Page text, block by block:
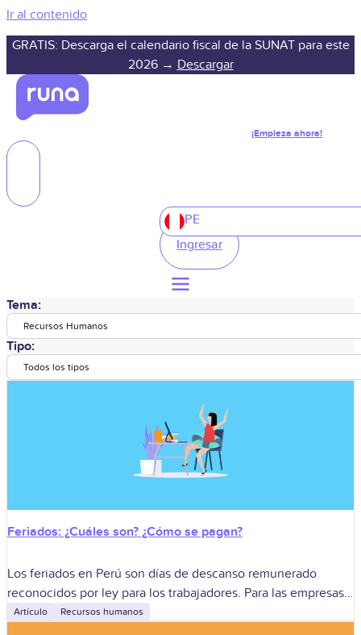
Ir al contenido
GRATIS: Descarga el calendario fiscal de la SUNAT para este
2026 → Descargar
¡Empieza ahora!
PE
Ingresar
Tema:
Recursos Humanos
Tipo:
Todos los tipos
Feriados: ¿Cuáles son? ¿Cómo se pagan?
Los feriados en Perú son días de descanso remunerado
reconocidos por ley para los trabajadores. Para las empresas,
su gestión determina si corresponde descanso, descanso
Artículo Recursos humanos